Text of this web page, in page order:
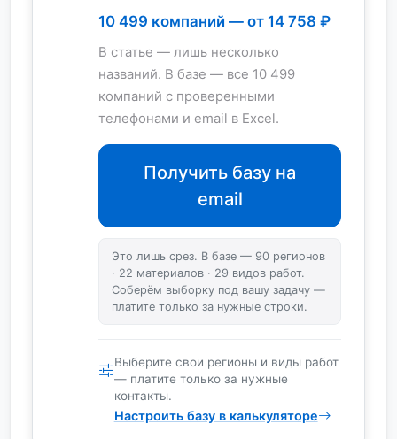
10 499 компаний — от 14 758 ₽
В статье — лишь несколько
названий. В базе — все 10 499
компаний с проверенными
телефонами и email в Excel.
Получить базу на
email
Это лишь срез. В базе — 90 регионов
· 22 материалов · 29 видов работ.
Соберём выборку под вашу задачу —
платите только за нужные строки.
Выберите свои регионы и виды работ
— платите только за нужные
контакты.
Настроить базу в калькуляторе